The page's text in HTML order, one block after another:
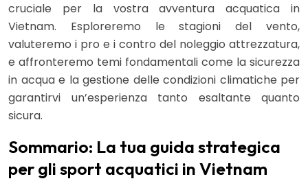
cruciale per la vostra avventura acquatica in
Vietnam. Esploreremo le stagioni del vento,
valuteremo i pro e i contro del noleggio attrezzatura,
e affronteremo temi fondamentali come la sicurezza
in acqua e la gestione delle condizioni climatiche per
garantirvi un’esperienza tanto esaltante quanto
sicura.
Sommario: La tua guida strategica
per gli sport acquatici in Vietnam